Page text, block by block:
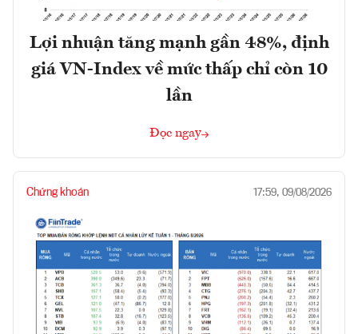
Lợi nhuận tăng mạnh gần 48%, định
giá VN-Index về mức thấp chỉ còn 10
lần
Đọc ngay
Chứng khoán 17:59, 09/08/2026